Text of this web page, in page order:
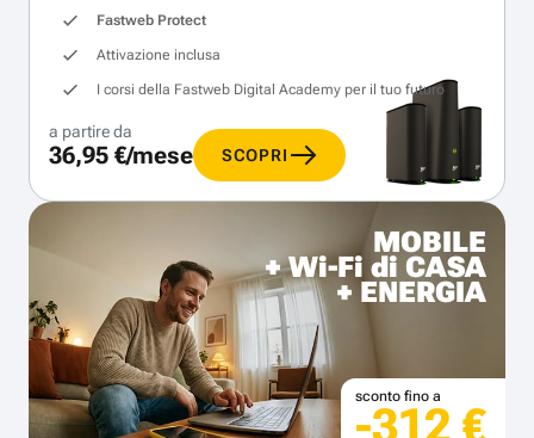
Fastweb Protect
Attivazione inclusa
I corsi della Fastweb Digital Academy per il tuo futuro
a partire da
36,95 €/mese SCOPRI
MOBILE
+ Wi-Fi di CASA
+ ENERGIA
sconto fino a
-312 €